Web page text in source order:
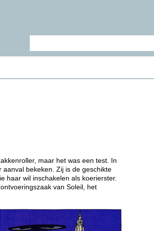
maar het was een test. In
bekeken. Zij is de geschikte
haar wil inschakelen als koerierster.
van Soleil, het